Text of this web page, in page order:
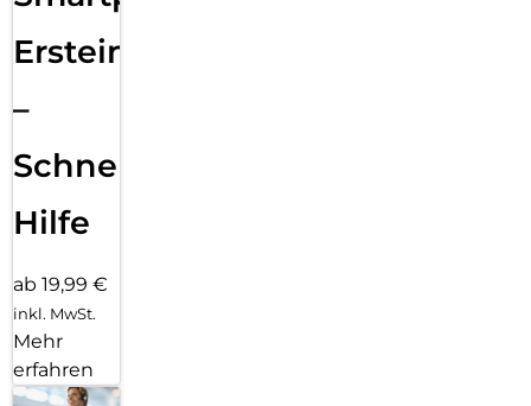
Ersteinrichtung
–
Schnelle
Hilfe
ab 19,99 €
inkl. MwSt.
Mehr
erfahren